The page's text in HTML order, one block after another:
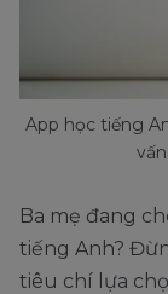
App học tiếng
Ba mẹ đang
tiếng Anh?
tiêu chí lựa